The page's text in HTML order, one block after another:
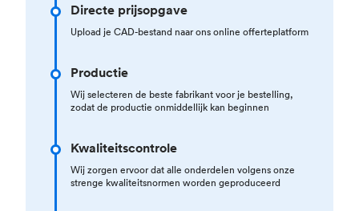
Directe prijsopgave
Upload je CAD-bestand naar ons online offerteplatform
Productie
Wij selecteren de beste fabrikant voor je bestelling,
zodat de productie onmiddellijk kan beginnen
Kwaliteitscontrole
Wij zorgen ervoor dat alle onderdelen volgens onze
strenge kwaliteitsnormen worden geproduceerd